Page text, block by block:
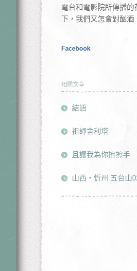
電台和電影院所傳播
下，我們又怎會對酗
Facebook
相關文章
結語
祖師舍利塔
且讓我為你擦擦手
山西・忻州 五台山